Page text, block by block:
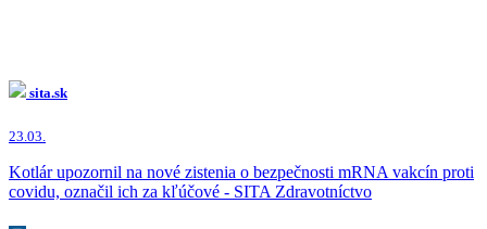
sita.sk
23.03.
Kotlár upozornil na nové zistenia o bezpečnosti mRNA vakcín proti
covidu, označil ich za kľúčové - SITA Zdravotníctvo